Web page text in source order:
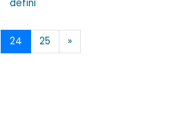
défini
24 25 »